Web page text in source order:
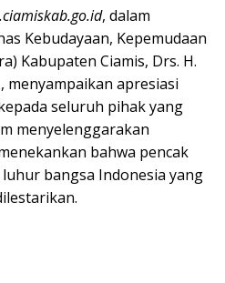
, dalam
Kebudayaan, Kepemudaan
Kabupaten Ciamis, Drs. H.
menyampaikan apresiasi
seluruh pihak yang
menyelenggarakan
bahwa pencak
bangsa Indonesia yang